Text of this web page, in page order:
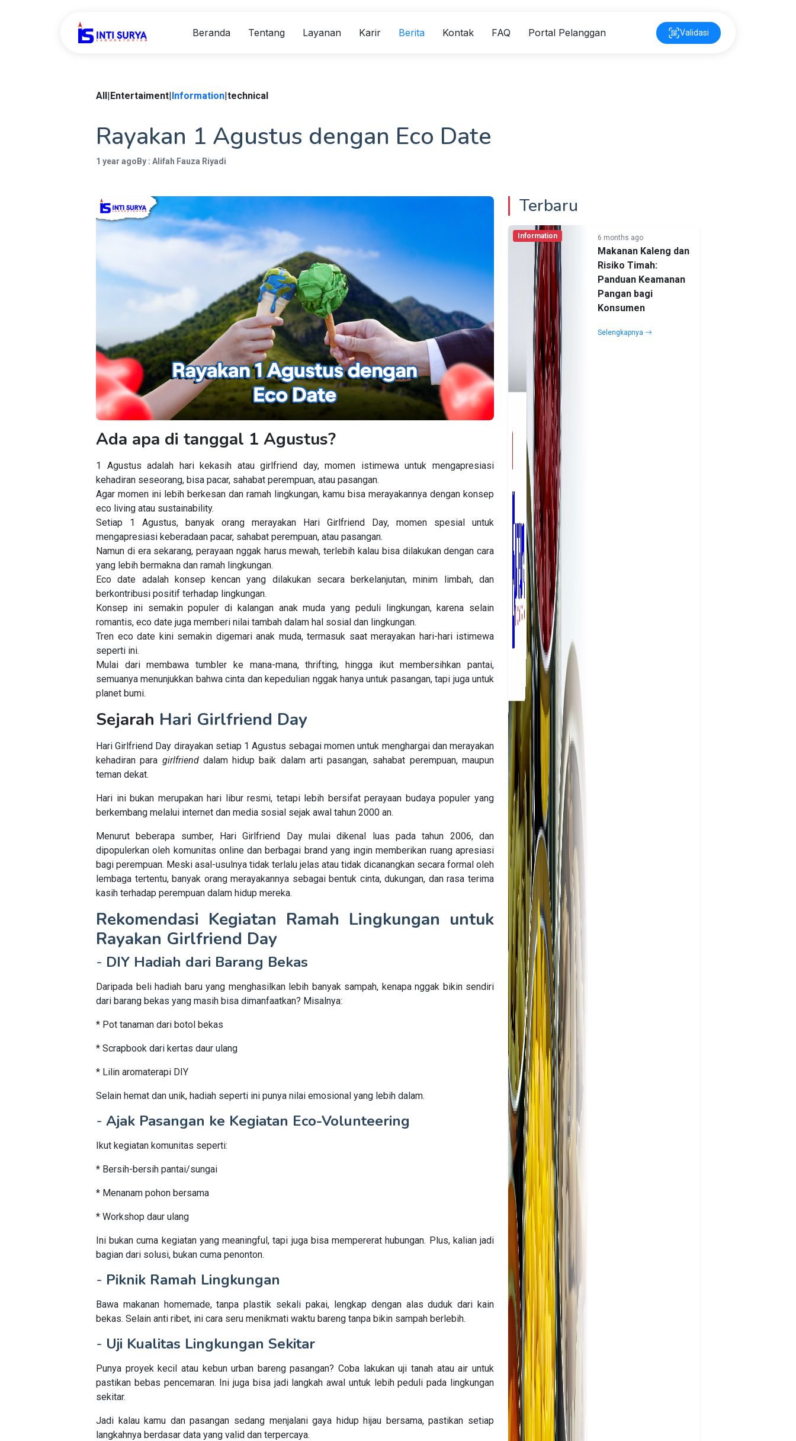
Beranda Tentang Layanan Karir Berita Kontak FAQ Portal Pelanggan Validasi
All|Entertaiment|Information|technical
Rayakan 1 Agustus dengan Eco Date
1 year ago By : Alifah Fauza Riyadi
Ada apa di tanggal 1 Agustus?
1 Agustus adalah hari kekasih atau girlfriend day, momen istimewauntuk mengapresiasi
kehadiran seseorang, bisa pacar, sahabat perempuan, atau pasangan.
Agar momen ini lebih berkesan dan ramah lingkungan, kamu bisa merayakannya dengan konsep
eco living atau sustainability.
Setiap 1 Agustus, banyak orang merayakan Hari Girlfriend Day, momen spesial
untuk
mengapresiasi keberadaan pacar, sahabat perempuan, atau pasangan.
Namun di era sekarang,perayaan nggak harus mewah, terlebih kalau bisa dilakukan dengan cara
yang lebih bermakna dan ramah lingkungan.
Eco date adalah konsep kencan yang dilakukansecara berkelanjutan, minim limbah, dan
berkontribusi positif terhadap lingkungan.
Konsep ini semakin populer di kalangan anak muda yang peduli lingkungan, karena selain
romantis, eco date juga memberi nilai tambah dalam hal sosial dan lingkungan.
Tren ecodate kini semakin digemari anak muda, termasuk saat merayakan hari-hari istimewa
seperti ini.
Mulai dari membawa tumbler ke mana-mana,thrifting, hingga ikutmembersihkan pantai,
semuanya menunjukkan bahwa cinta dan kepedulian nggak hanya untuk pasangan,tapi juga untuk
planet bumi.
Sejarah Hari Girlfriend Day
Hari Girlfriend Day dirayakan setiap 1 Agustus sebagai momen untuk menghargai dan merayakan
kehadiran para girlfrienddalam hidup baik dalam arti pasangan, sahabat perempuan, maupun
teman dekat.
Hari ini bukan merupakan hari libur resmi, tetapi lebih bersifat perayaan budaya populer yang
berkembang melalui internet dan media sosial sejak awal tahun 2000 an.
Menurut beberapa sumber, Hari Girlfriend Day mulai dikenal luas pada tahun 2006, dan
dipopulerkan oleh komunitas online dan berbagai brand yang ingin memberikan ruang apresiasi
bagi perempuan. Meski asal-usulnya tidak terlalu jelas atau tidak dicanangkan secara formal oleh
lembaga tertentu, banyak orang merayakannya sebagai bentuk cinta, dukungan, dan rasa terima
kasih terhadap perempuan dalam hidup mereka.
Rekomendasi Kegiatan Ramah Lingkungan untuk
Rayakan Girlfriend Day
- DIY Hadiah dari Barang Bekas
Daripada beli hadiah baru yang menghasilkan lebih banyak sampah, kenapa nggak bikin sendiri
dari barang bekas yang masih bisa dimanfaatkan? Misalnya:
* Pot tanaman dari botol bekas
* Scrapbook dari kertas daur ulang
* Lilin aromaterapi DIY
Selain hemat dan unik, hadiah seperti ini punya nilai emosional yang lebih dalam.
- Ajak Pasangan ke Kegiatan Eco-Volunteering
Ikut kegiatan komunitas seperti:
* Bersih-bersih pantai/sungai
* Menanam pohon bersama
* Workshop daur ulang
Ini bukan cuma kegiatan yang meaningful, tapi juga bisa mempererat hubungan. Plus, kalian jadi
bagian dari solusi, bukan cuma penonton.
- Piknik Ramah Lingkungan
Bawa makanan homemade, tanpa plastik sekali pakai, lengkap dengan alas duduk dari kain
bekas. Selain anti ribet, ini cara seru menikmati waktu bareng tanpa bikin sampah berlebih.
- Uji Kualitas Lingkungan Sekitar
Punya proyek kecil atau kebun urban bareng pasangan? Coba lakukan uji tanah atau air untuk
pastikan bebas pencemaran. Ini juga bisa jadi langkah awal untuk lebih peduli pada lingkungan
sekitar.
Jadi kalau kamu dan pasangan sedang menjalani gaya hidup hijau bersama, pastikan setiap
langkahnya berdasar data yang valid dan terpercaya.
Terbaru
6 months ago
Makanan Kaleng dan
Risiko Timah:
Panduan Keamanan
Pangan bagi
Konsumen
Selengkapnya
Information